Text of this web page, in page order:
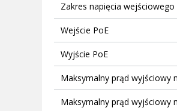
Zakres napięcia wejściowego
Wejście PoE
Wyjście PoE
Maksymalny prąd wyjściowy
Maksymalny prąd wyjściowy